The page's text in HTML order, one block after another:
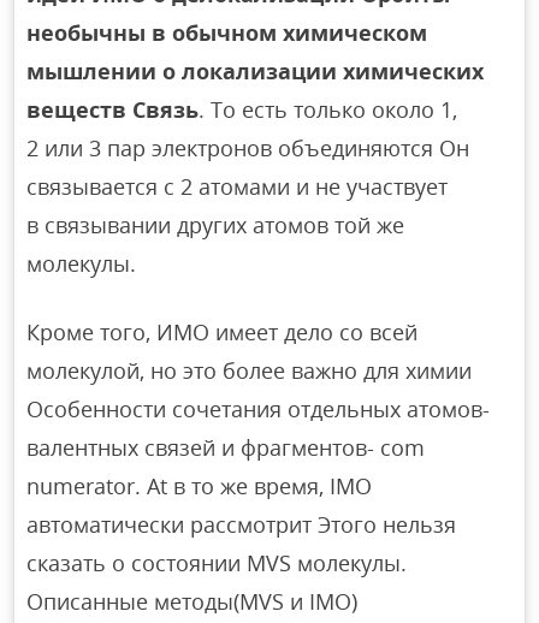
необычны в обычном химическом
мышлении о локализации химических
веществ Связь. То есть только около 1,
2 или 3 пар электронов объединяются Он
связывается с 2 атомами и не участвует
в связывании других атомов той же
молекулы.
Кроме того, ИМО имеет дело со всей
молекулой, но это более важно для химии
Особенности сочетания отдельных атомов-
валентных связей и фрагментов- com
numerator. At в то же время, IMO
автоматически рассмотрит Этого нельзя
сказать о состоянии MVS молекулы.
Описанные методы(MVS и IMO)